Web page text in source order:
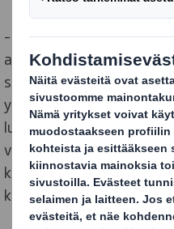
– Halusimme
arvostamme ympäristöä
selittää. Pakkausten
yhteistyötä DS Smithin
luoda uusi pakkaus –
vain ympäristöön ja
kaunis ja kiinnostava ja
kuluttajia.